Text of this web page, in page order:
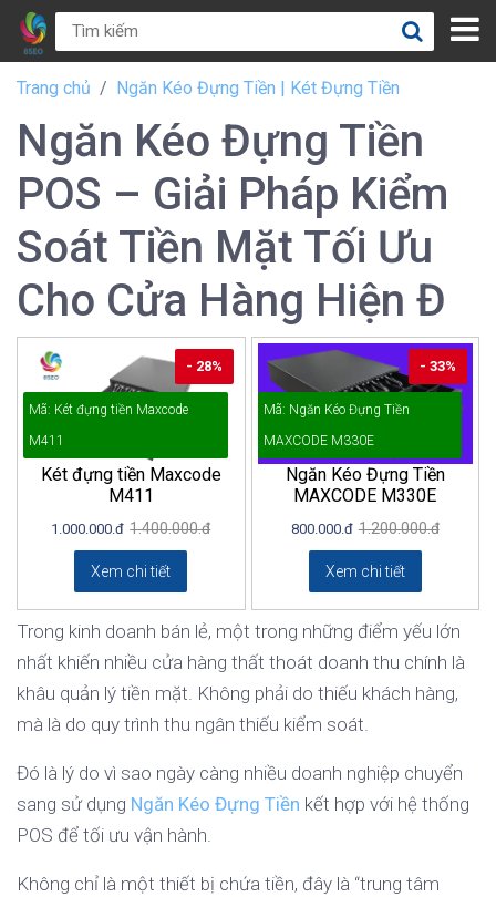
Trang chủ Ngăn Kéo Đựng Tiền | Két Đựng Tiền
Ngăn Kéo Đựng Tiền
POS – Giải Pháp Kiểm
Soát Tiền Mặt Tối Ưu
Cho Cửa Hàng Hiện Đ
- 28%
Mã: Két đựng tiền Maxcode
M411
Két đựng tiền Maxcode
M411
1.000.000.đ 1.400.000.đ
Xem chi tiết
- 33%
Mã: Ngăn Kéo Đựng Tiền
MAXCODE M330E
Ngăn Kéo Đựng Tiền
MAXCODE M330E
800.000.đ 1.200.000.đ
Xem chi tiết
Trong kinh doanh bán lẻ, một trong những điểm yếu lớn
nhất khiến nhiều cửa hàng thất thoát doanh thu chính là
khâu quản lý tiền mặt. Không phải do thiếu khách hàng,
mà là do quy trình thu ngân thiếu kiểm soát.
Đó là lý do vì sao ngày càng nhiều doanh nghiệp chuyển
sang sử dụng Ngăn Kéo Đựng Tiền kết hợp với hệ thống
POS để tối ưu vận hành.
Không chỉ là một thiết bị chứa tiền, đây là “trung tâm